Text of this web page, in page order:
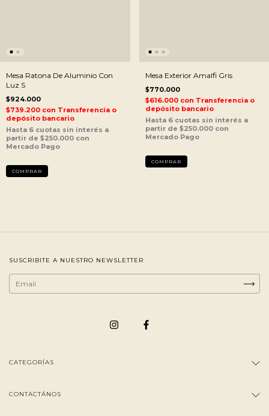
Mesa Ratona De Aluminio Con
Luz S
$924.000
$739.200 con Transferencia o
depósito bancario
Mesa Exterior Amalfi Gris
$770.000
$616.000 con Transferencia o
depósito bancario
SUSCRIBITE A NUESTRO NEWSLETTER
CATEGORÍAS
CONTACTÁNOS